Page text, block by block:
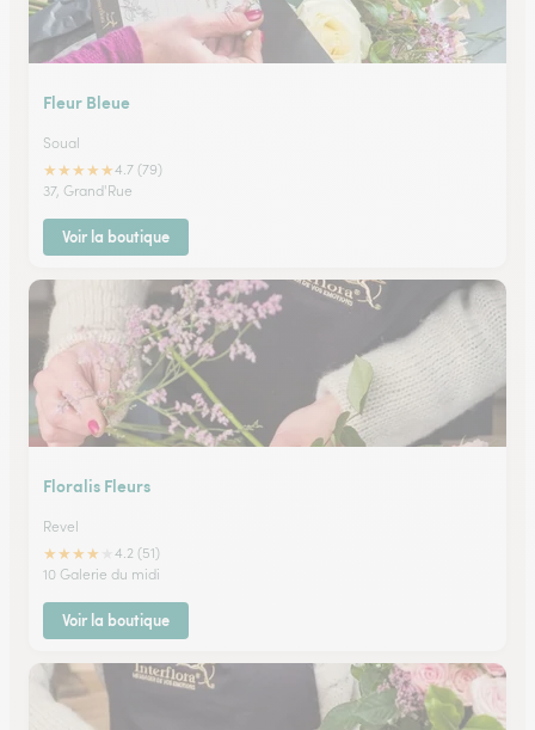
Fleur Bleue
Soual
★★★★★4.7 (79)
37, Grand'Rue
Voir la boutique
Floralis Fleurs
Revel
★★★★
4.2 (51)
10 Galerie du midi
Voir la boutique